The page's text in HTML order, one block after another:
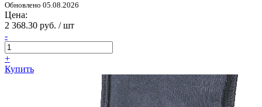
Обновлено 05.08.2026
Цена:
2 368.30 руб. / шт
-
+
Купить